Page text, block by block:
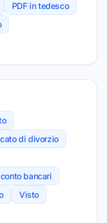
PDF in tedesco
di divorzio
bancari
Visto